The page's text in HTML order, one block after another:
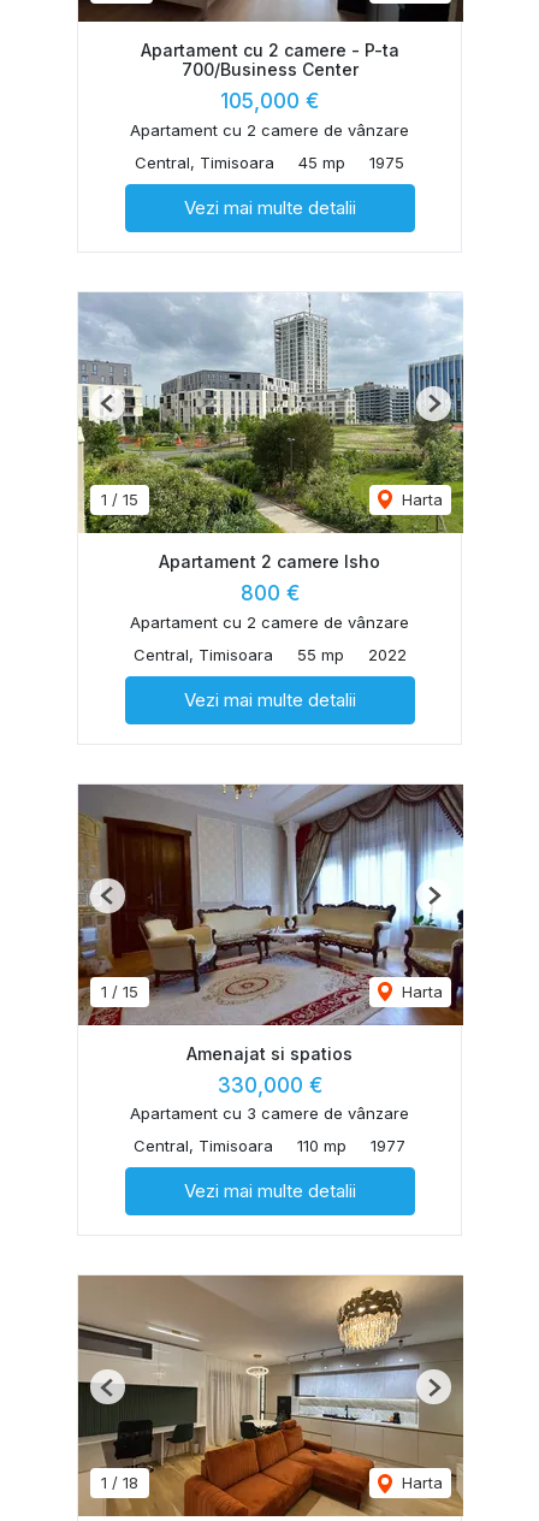
Apartament cu 2 camere - P-ta
700/Business Center
105,000 €
Apartament cu 2 camere de vânzare
Central, Timisoara
45 mp 1975
Vezi mai multe detalii
1 / 15 Harta
Previous Next
Apartament 2 camere Isho
800 €
Apartament cu 2 camere de vânzare
Central, Timisoara
55 mp 2022
Vezi mai multe detalii
1 / 15 Harta
Previous Next
Amenajat si spatios
330,000 €
Apartament cu 3 camere de vânzare
Central, Timisoara
110 mp 1977
Vezi mai multe detalii
1 / 18 Harta
Previous Next